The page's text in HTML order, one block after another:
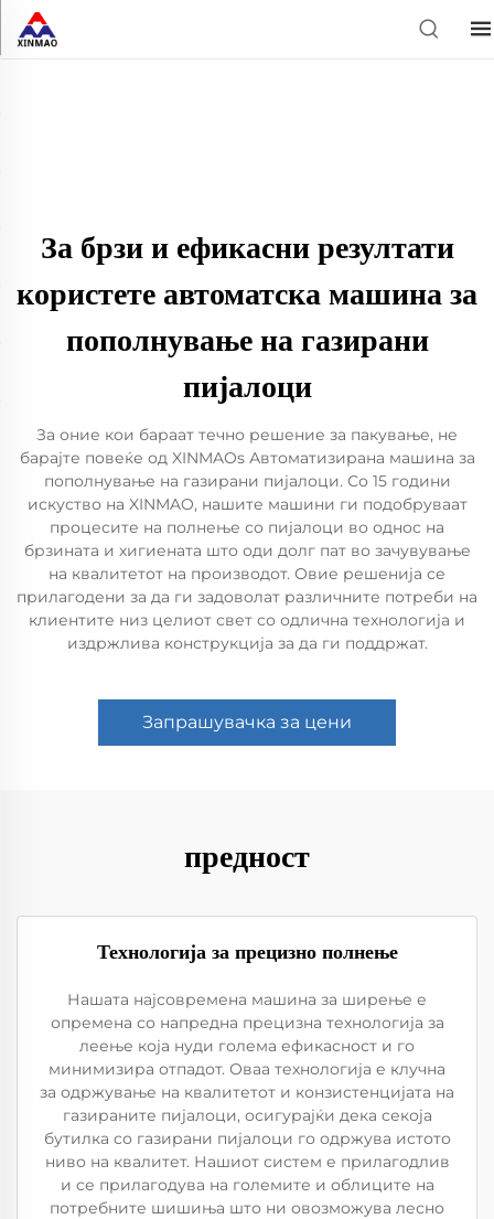
За брзи и ефикасни резултати
користете автоматска машина за
пополнување на газирани
пијалоци
За оние кои бараат течно решение за пакување, не
барајте повеќе од XINMAOs Автоматизирана машина за
пополнување на газирани пијалоци. Со 15 години
искуство на XINMAO, нашите машини ги подобруваат
процесите на полнење со пијалоци во однос на
брзината и хигиената што оди долг пат во зачувување
на квалитетот на производот. Овие решенија се
прилагодени за да ги задоволат различните потреби на
клиентите низ целиот свет со одлична технологија и
издржлива конструкција за да ги поддржат.
Запрашувачка за цени
предност
Технологија за прецизно полнење
Нашата најсовремена машина за ширење е
опремена со напредна прецизна технологија за
леење која нуди голема ефикасност и го
минимизира отпадот. Оваа технологија е клучна
за одржување на квалитетот и конзистенцијата на
газираните пијалоци, осигурајќи дека секоја
бутилка со газирани пијалоци го одржува истото
ниво на квалитет. Нашиот систем е прилагодлив
и се прилагодува на големите и облиците на
потребните шишиња што ни овозможува лесно